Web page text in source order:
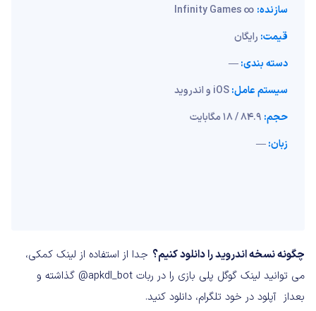
سازنده: ∞ Infinity Games
قیمت: رایگان
دسته بندی:—
سیستم عامل:
حجم:
زبان:—
چگونه نسخه اندروید را دانلود کنیم؟ جدا از استفاده از لینک کمکی،
می توانید لینک گوگل پلی بازی را در ربات apkdl_bot@ گذاشته و
بعداز آپلود در خود تلگرام، دانلود کنید.